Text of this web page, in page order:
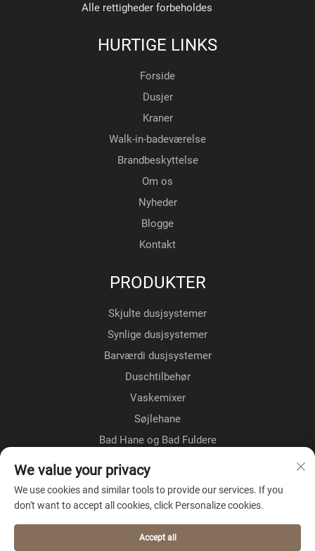
Alle rettigheder forbeholdes
HURTIGE LINKS
Forside
Dusjer
Kraner
Walk-in-badeværelse
Brandbeskyttelse
Om os
Nyheder
Blogge
Kontakt
PRODUKTER
Skjulte dusjsystemer
Synlige dusjsystemer
Barværdi dusjsystemer
Duschtilbehør
Vaskemixer
Søjlehane
Bad Hane og Bad Fuldere
Gulvestående kraner
Køkkenkraner
OM VIRKSOMHEDEN
We value your privacy
We use cookies and similar tools to provide our services. If you
don't want to accept all cookies, click Personalize cookies.
Accept all